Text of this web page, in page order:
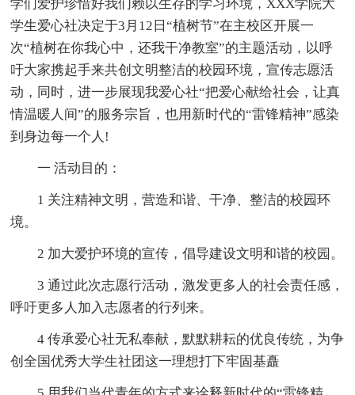
学们爱护珍惜好我们赖以生存的学习环境，XXX学院大
学生爱心社决定于3月12日“植树节”在主校区开展一
次“植树在你我心中，还我干净教室”的主题活动，以呼
吁大家携起手来共创文明整洁的校园环境，宣传志愿活
动，同时，进一步展现我爱心社“把爱心献给社会，让真
情温暖人间”的服务宗旨，也用新时代的“雷锋精神”感染
到身边每一个人!
一 活动目的：
1 关注精神文明，营造和谐、干净、整洁的校园环
境。
2 加大爱护环境的宣传，倡导建设文明和谐的校园。
3 通过此次志愿行活动，激发更多人的社会责任感，
呼吁更多人加入志愿者的行列来。
4 传承爱心社无私奉献，默默耕耘的优良传统，为争
创全国优秀大学生社团这一理想打下牢固基矗